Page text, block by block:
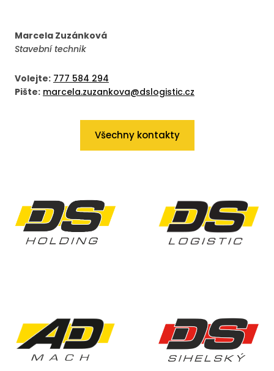
Marcela Zuzánková
Stavební technik
Volejte: 777 584 294
Pište: marcela.zuzankova@dslogistic.cz
Všechny kontakty